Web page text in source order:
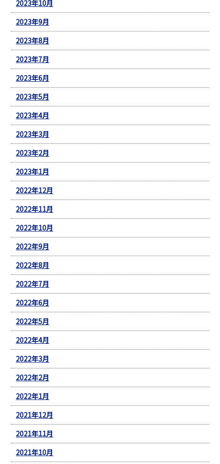
2023年10月
2023年9月
2023年8月
2023年7月
2023年6月
2023年5月
2023年4月
2023年3月
2023年2月
2023年1月
2022年12月
2022年11月
2022年10月
2022年9月
2022年8月
2022年7月
2022年6月
2022年5月
2022年4月
2022年3月
2022年2月
2022年1月
2021年12月
2021年11月
2021年10月